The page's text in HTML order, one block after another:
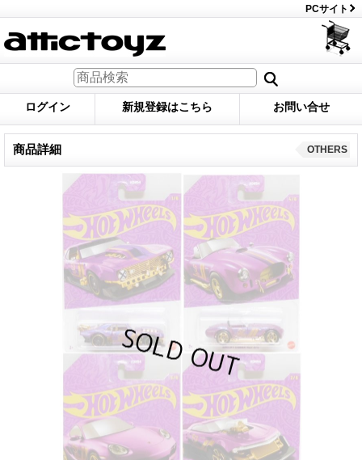
PCサイト
ログイン 新規登録はこちら お問い合せ
商品詳細 OTHERS